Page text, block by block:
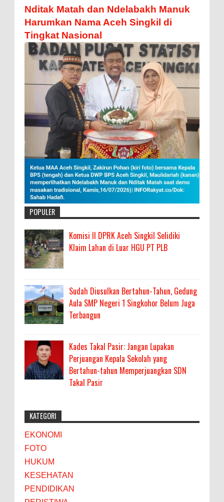
Nditak Matah dan Ndelabakh Manuk
Harumkan Nama Aceh Singkil di
Tingkat Nasional
POPULER
Komisi II DPRK Aceh Singkil Selidiki
Klaim Lahan di Luar HGU PT PLB
Sudah Diusulkan Bertahun-Tahun, Gedung
Aula SMP Negeri 1 Singkohor Belum Juga
Terbangun
Kades Takal Pasir: Jangan Lupakan
Perjuangan Kepala Sekolah yang
Bertahun-tahun Memperjuangkan SDN
Takal Pasir
KATEGORI
EKONOMI
FOTO
HUKUM
KESEHATAN
PENDIDIKAN